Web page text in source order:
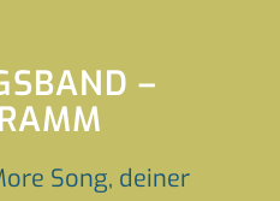
–
Song, deiner